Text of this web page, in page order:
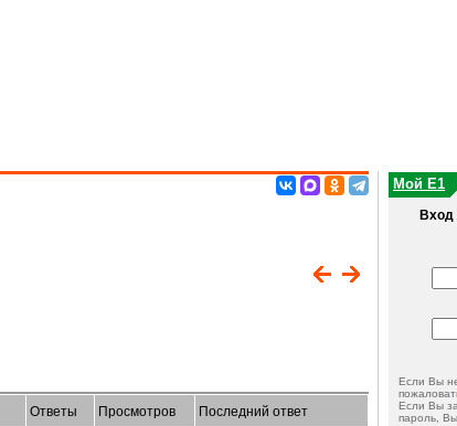
Ответы Просмотров Последний ответ
Мой E1
Вход
Если Вы
Если Вы
пароль,